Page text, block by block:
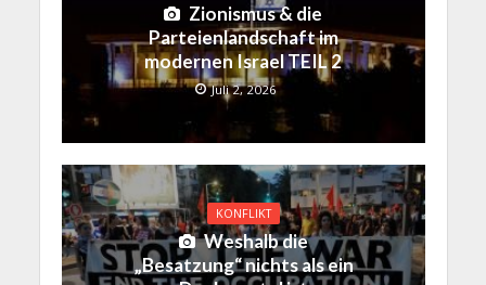
Zionismus & die
Parteienlandschaft im
modernen Israel TEIL 2
Juli 2, 2026
KONFLIKT
Weshalb die
„Besatzung“ nichts als ein